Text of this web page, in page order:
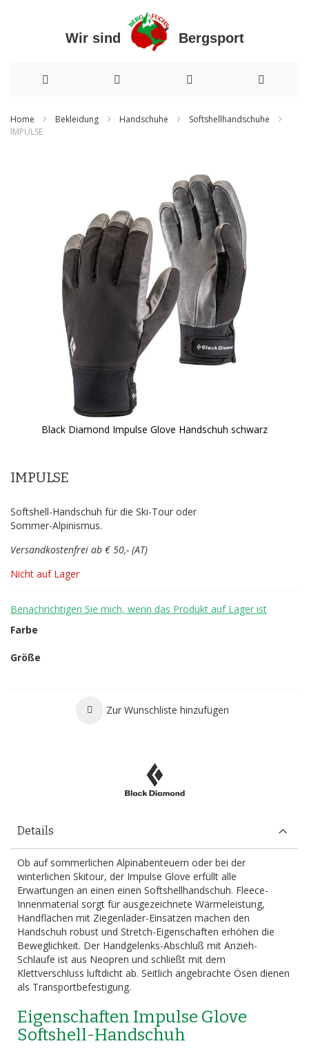
Wir sind Bergsport
zum
Home Bekleidung Handschuhe
Softshellhandschuhe
IMPULSE
Black Diamond Impulse Glove Handschuh schwarz
der
IMPULSE
Softshell-Handschuh für die Ski-Tour oder
Sommer-Alpinismus.
Versandkostenfrei ab € 50,- (AT)
Nicht auf Lager
Benachrichtigen Sie mich, wenn das Produkt auf Lager ist
Farbe
Größe
Zur Wunschliste hinzufügen
Details
Ob auf sommerlichen Alpinabenteuern oder bei der
winterlichen Skitour, der Impulse Glove erfüllt alle
Erwartungen an einen einen Softshellhandschuh. Fleece-
Innenmaterial sorgt für ausgezeichnete Wärmeleistung,
Handflächen mit Ziegenläder-Einsätzen machen den
Handschuh robust und Stretch-Eigenschaften erhöhen die
Beweglichkeit. Der Handgelenks-Abschluß mit Anzieh-
Schlaufe ist aus Neopren und schließt mit dem
Klettverschluss luftdicht ab. Seitlich angebrachte Ösen dienen
als Transportbefestigung.
Eigenschaften Impulse Glove
Softshell-Handschuh